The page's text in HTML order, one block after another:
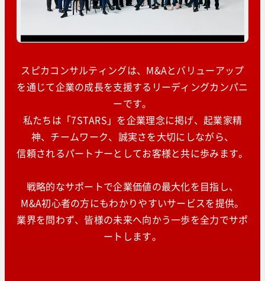
スピカコンサルティングは、M&Aとバリューアップ
を通じて企業の成長を支援するリーディングカンパニ
ーです。
私たちは「7STARS」を企業理念に掲げ、起業家精
神、チームワーク、誠実さを大切にしながら、
信頼されるパートナーとしてお客様と共に歩みます。
戦略的なサポートで企業価値の最大化を目指し、
M&A初心者の方にもわかりやすいサービスを提供。
業界を問わず、皆様の未来へ向かう一歩を全力でサポ
ートします。